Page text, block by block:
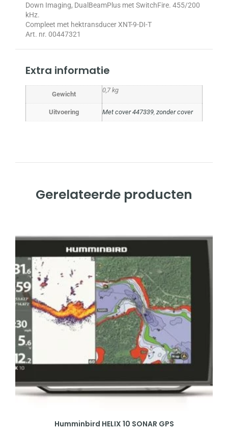
Down Imaging, DualBeamPlus met SwitchFire. 455/200
kHz.
Compleet met hektransducer XNT-9-DI-T
Art. nr. 00447321
Extra informatie
Gewicht
0,7 kg
Uitvoering Met cover 447339 zonder cover
Gerelateerde producten
Humminbird HELIX 10 SONAR GPS